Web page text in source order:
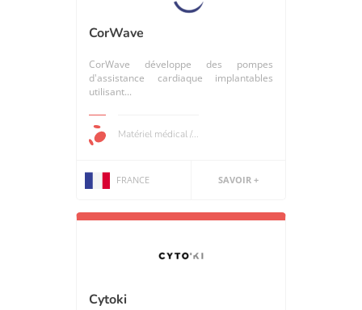
CorWave
CorWave développe des pompes
d'assistance cardiaque implantables
utilisant...
Matériel médical /...
FRANCE SAVOIR +
Cytoki